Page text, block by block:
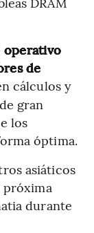
operativo
de
cálculos y
gran
los
óptima.
asiáticos
próxima
durante